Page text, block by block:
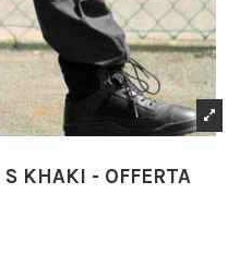
KHAKI - OFFERTA